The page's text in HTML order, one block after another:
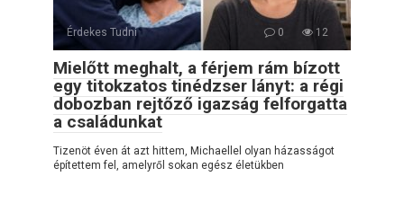
Érdekes Tudni 0 12
Mielőtt meghalt, a férjem rám bízott
egy titokzatos tinédzser lányt: a régi
dobozban rejtőző igazság felforgatta
a családunkat
Tizenöt éven át azt hittem, Michaellel olyan házasságot
építettem fel, amelyről sokan egész életükben